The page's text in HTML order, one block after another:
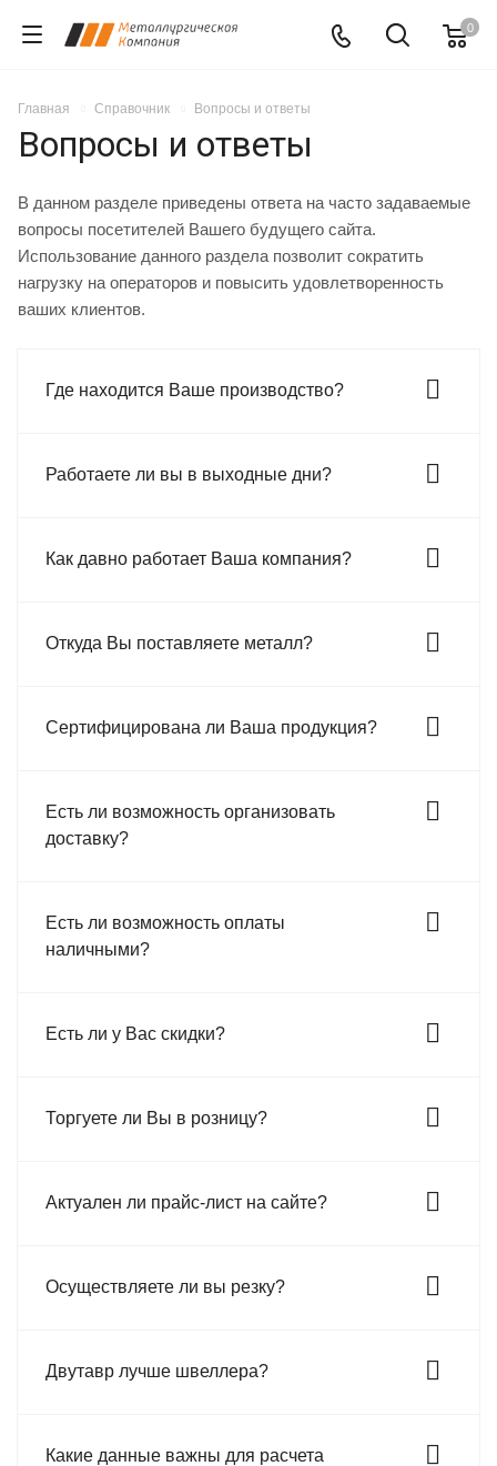
0
Главная Справочник Вопросы и ответы
Вопросы и ответы
В данном разделе приведены ответа на часто задаваемые
вопросы посетителей Вашего будущего сайта.
Использование данного раздела позволит сократить
нагрузку на операторов и повысить удовлетворенность
ваших клиентов.
Где находится Ваше производство?
Работаете ли вы в выходные дни?
Как давно работает Ваша компания?
Откуда Вы поставляете металл?
Сертифицирована ли Ваша продукция?
Есть ли возможность организовать
доставку?
Есть ли возможность оплаты
наличными?
Есть ли у Вас скидки?
Торгуете ли Вы в розницу?
Актуален ли прайс-лист на сайте?
Осуществляете ли вы резку?
Двутавр лучше швеллера?
Какие данные важны для расчета